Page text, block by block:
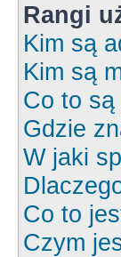
Rangi
Kim są
Kim są
Co to
Gdzie
W jaki
Co to
Czym